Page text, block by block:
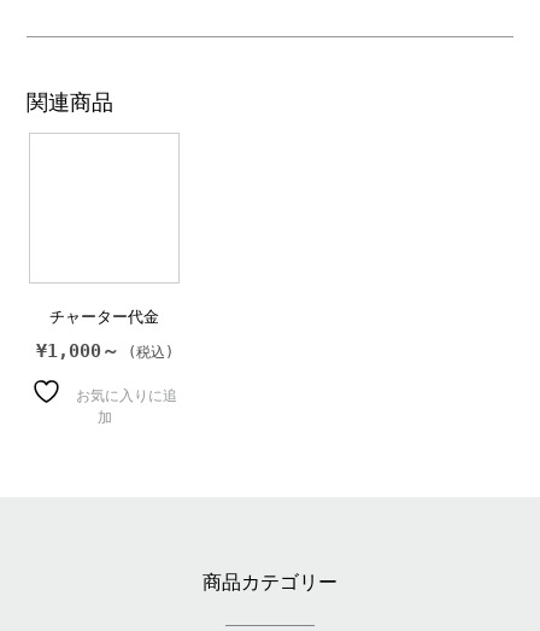
関連商品
チャーター代金
¥1,000～
お気に入りに追
加
商品カテゴリー